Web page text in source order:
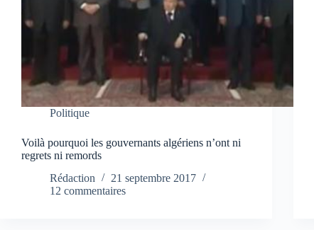
Politique
Voilà pourquoi les gouvernants algériens n’ont ni
regrets ni remords
Rédaction
21 septembre 2017
12 commentaires